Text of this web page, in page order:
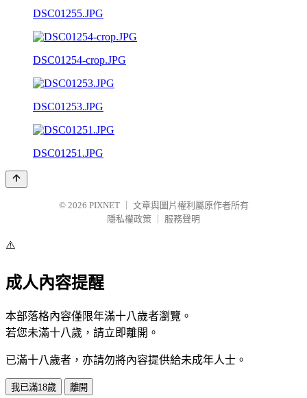
DSC01255.JPG
DSC01254-crop.JPG
DSC01253.JPG
DSC01251.JPG
© 2026 PIXNET
文章與圖片權利屬原作者所有
隱私權政策
服務聲明
⚠️
成人內容提醒
本部落格內容僅限年滿十八歲者瀏覽。
若您未滿十八歲，請立即離開。
已滿十八歲者，亦請勿將內容提供給未成年人士。
我已滿18歲 離開